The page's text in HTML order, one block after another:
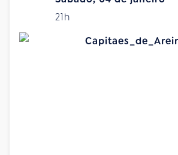
21h